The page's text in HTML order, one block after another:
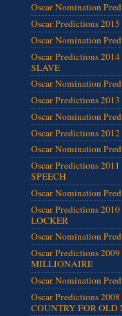
Oscar Nomination
Oscar Predictions
Oscar Nomination
Oscar Predictions
SLAVE
Oscar Nomination
Oscar Predictions
Oscar Nomination
Oscar Predictions
Oscar Nomination
Oscar Predictions
SPEECH
Oscar Nomination
Oscar Predictions
LOCKER
Oscar Nomination
Oscar Predictions
MILLIONAIRE
Oscar Nomination
Oscar Predictions
COUNTRY FOR OLD